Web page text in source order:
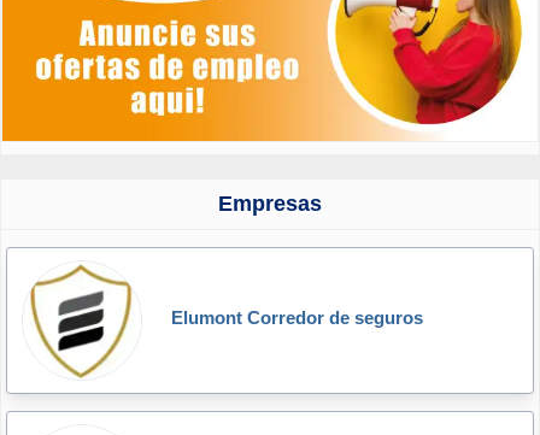
Empresas
Elumont Corredor de seguros